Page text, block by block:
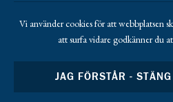
Gå till pl_50
Vi använder cookies för att webbplatsen
att surfa vidare godkänner du
JAG FÖRSTÅR -